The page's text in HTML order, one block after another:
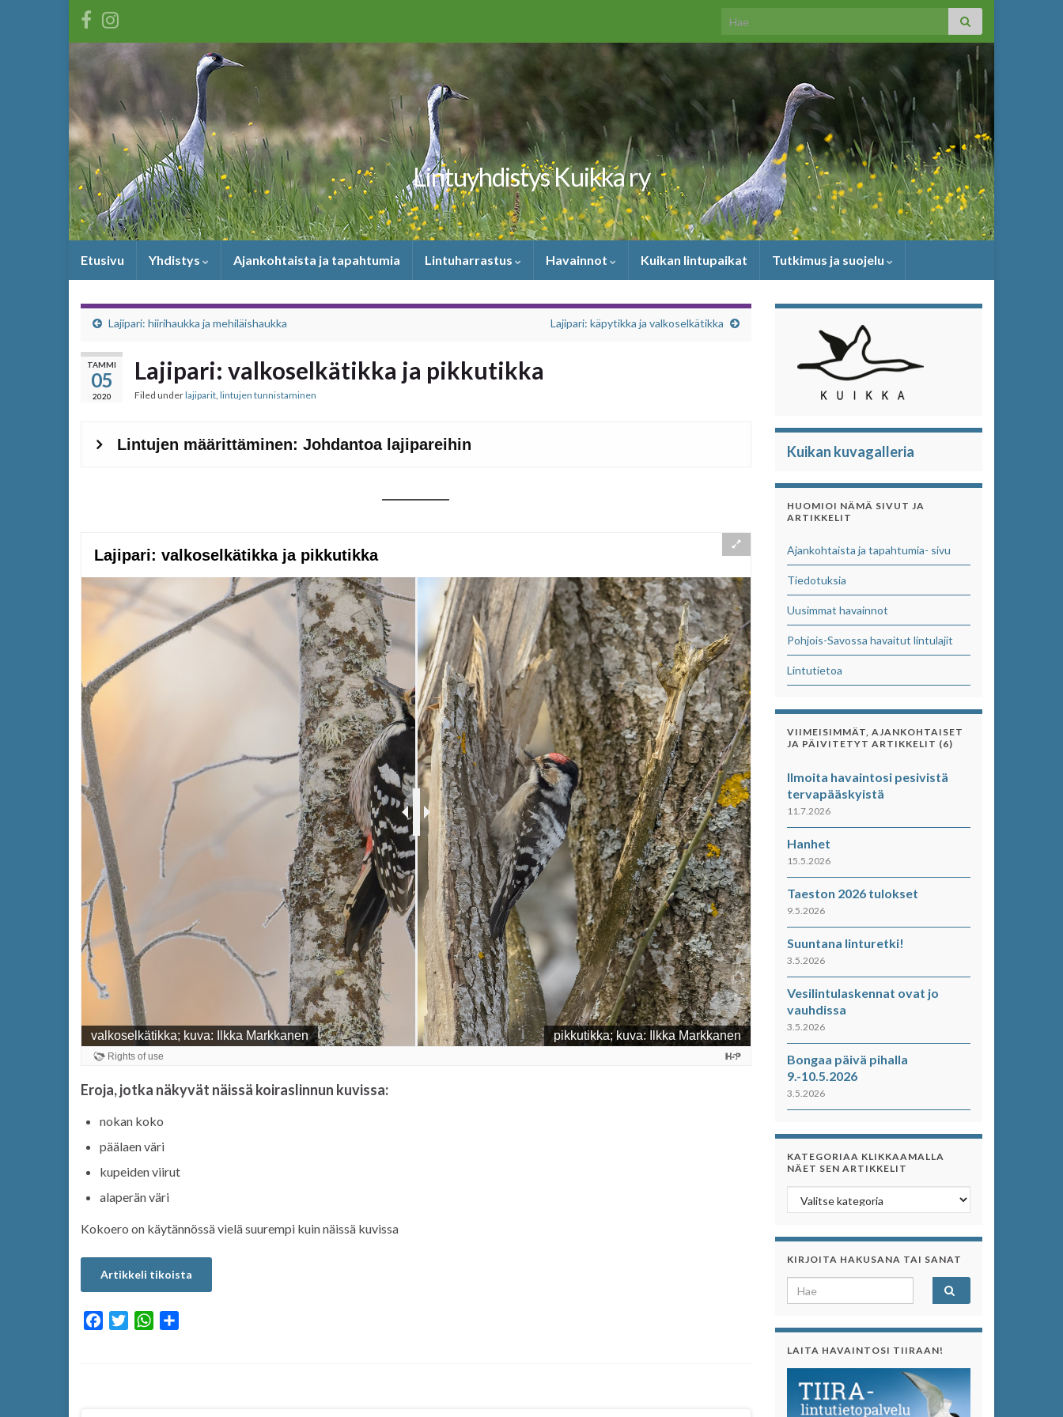
Search for:
Lintuyhdistys Kuikka ry
Etusivu Yhdistys Ajankohtaista ja tapahtumia Lintuharrastus Havainnot Kuikan lintupaikat Tutkimus ja suojelu
Lajipari: hiirihaukka ja mehiläishaukka Lajipari: käpytikka ja valkoselkätikka
TAMMI
05
2020
Lajipari: valkoselkätikka ja pikkutikka
Filed underlajiparit, lintujen tunnistaminen
Eroja, jotka näkyvät näissä koiraslinnun kuvissa:
nokan koko
päälaen väri
kupeiden viirut
alaperän väri
Kokoero on käytännössä vielä suurempi kuin näissä kuvissa
Artikkeli tikoista
W
Kuikan kuvagalleria
HUOMIOI NÄMÄ SIVUT JA
ARTIKKELIT
Ajankohtaista ja tapahtumia- sivu
Tiedotuksia
Uusimmat havainnot
Pohjois-Savossa havaitut lintulajit
Lintutietoa
VIIMEISIMMÄT, AJANKOHTAISET
JA PÄIVITETYT ARTIKKELIT (6)
Ilmoita havaintosi pesivistä
tervapääskyistä
11.7.2026
Hanhet
15.5.2026
Taeston 2026 tulokset
9.5.2026
Suuntana linturetki!
3.5.2026
Vesilintulaskennat ovat jo
vauhdissa
3.5.2026
Bongaa päivä pihalla
9.-10.5.2026
3.5.2026
KATEGORIAA KLIKKAAMALLA
NÄET SEN ARTIKKELIT
Kategoriaa klikkaamalla näet sen artikkelit
KIRJOITA HAKUSANA TAI SANAT
Search for:
LAITA HAVAINTOSI TIIRAAN!